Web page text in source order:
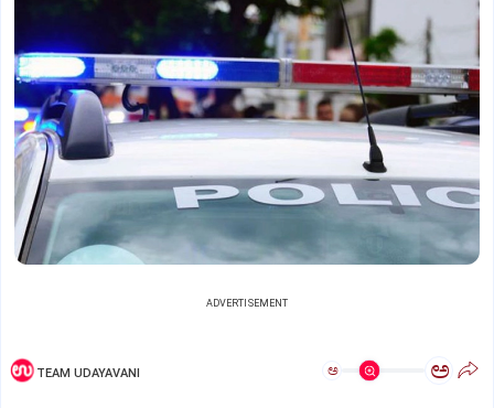
ADVERTISEMENT
TEAM UDAYAVANI ಅ ಅ